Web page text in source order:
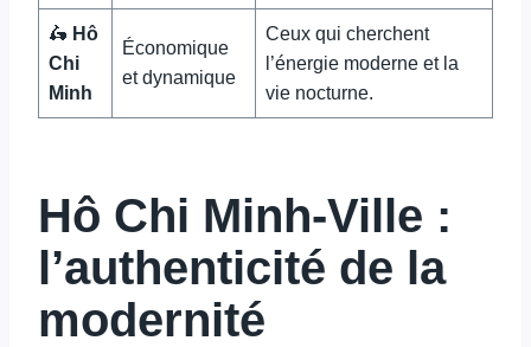
🛵 Hô
Chi
Minh
Économique
et dynamique
Ceux qui cherchent
l’énergie moderne et la
vie nocturne.
Hô Chi Minh-Ville :
l’authenticité de la
modernité